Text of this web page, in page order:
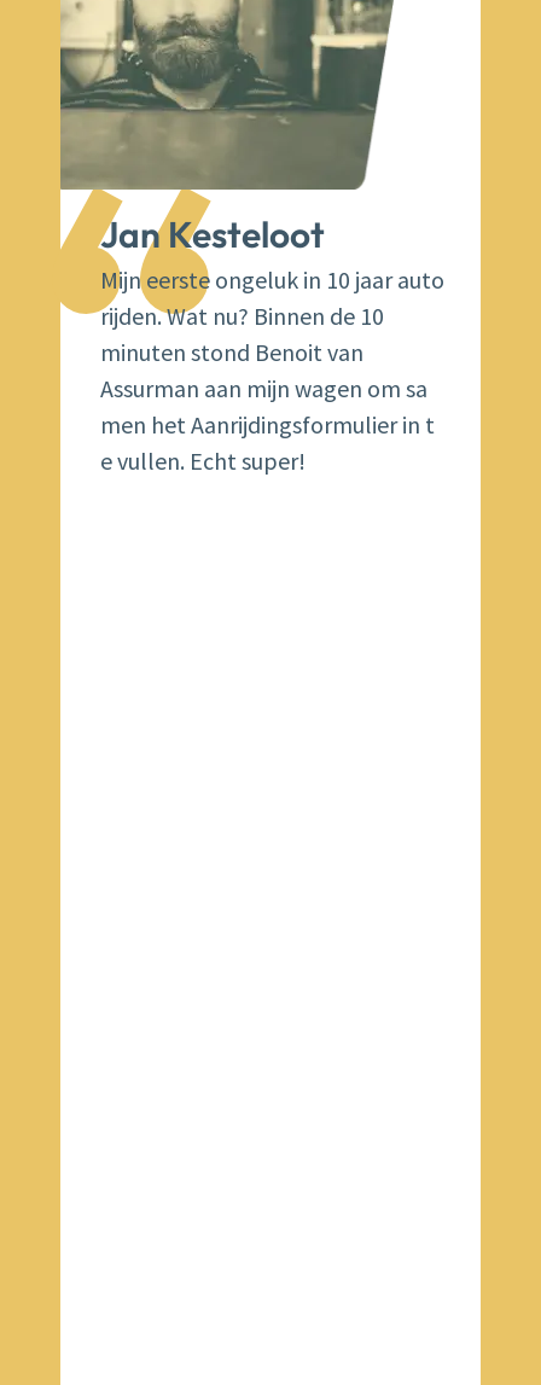
“
Jan Kesteloot
Mijn eerste ongeluk in 10 jaar auto
rijden. Wat nu? Binnen de 10
minuten stond Benoit van
Assurman aan mijn wagen om sa
men het Aanrijdingsformulier in t
e vullen. Echt super!